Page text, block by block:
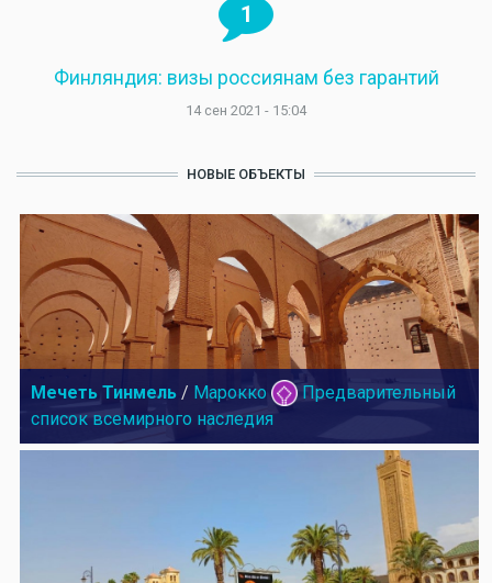
1
Финляндия: визы россиянам без гарантий
14 сен 2021 - 15:04
НОВЫЕ ОБЪЕКТЫ
Мечеть Тинмель / Марокко
Предварительный
список всемирного наследия